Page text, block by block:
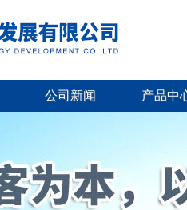
公司新闻 产品中